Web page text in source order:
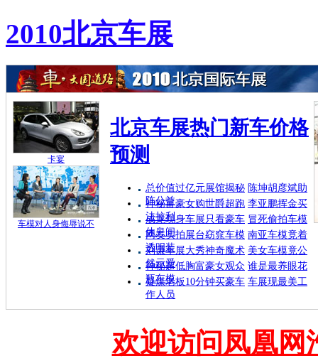
2010北京车展
卡宴
车模对人身侮辱说不
北京车展热门新车价格
预测
总价值过亿元展馆揭秘 陈坤胡彦斌助
阵公益
神秘富豪女购世爵超跑 李亚鹏挥金买
法拉利
成龙现身车展只看豪车 冒死偷拍车模
休息间
网友实拍展台窈窕车模 南亚车模竟着
透明装
刘谦车展大秀神奇魔术 美女车模竟公
然示爱
神秘超低胸富豪女观众 谁是最养眼花
瓶车模
疑煤老板10分钟买豪车 车展现最美工
作人员
欢迎访问凤凰网